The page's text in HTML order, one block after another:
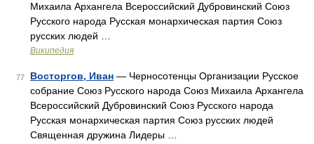
Михаила Архангела Всероссийский Дубровинский Союз
Русского народа Русская монархическая партия Союз
русских людей …
Википедия
77 Восторгов, Иван — Черносотенцы Организации Русское
собрание Союз Русского народа Союз Михаила Архангела
Всероссийский Дубровинский Союз Русского народа
Русская монархическая партия Союз русских людей
Священная дружина Лидеры …